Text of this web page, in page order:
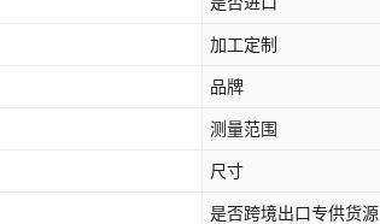
加工定制
品牌
测量范围
尺寸
是否跨境出口专供货源